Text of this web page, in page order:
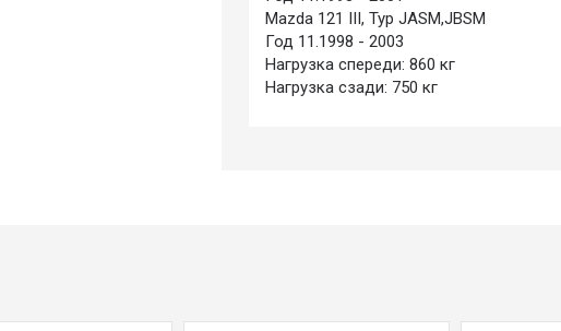
Mazda 121 III, Typ JASM,JBSM
Год 11.1998 - 2003
Нагрузка спереди: 860 кг
Нагрузка сзади: 750 кг